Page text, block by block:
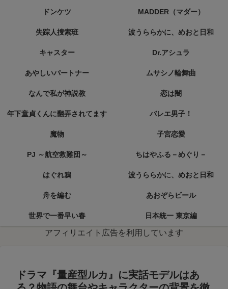
ドンケツ MADDER（マダー）
失踪人捜索班 波うららかに、めおと日和
キャスター Dr.アシュラ
あやしいパートナー ムサシノ輪舞曲
なんで私が神説教 恋は闇
年下童貞くんに翻弄されてます バレエ男子！
魔物 子宮恋愛
PJ ～航空救難団～ ちはやふる－めぐり－
はぐれ鴉 波うららかに、めおと日和
舟を編む あおぞらビール
世界で一番早い春 日本統一 東京編
アフィリエイト広告を利用しています
ドラマ『量産型ルカ』に実話モデルはあ